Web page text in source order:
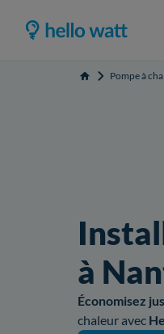
Accueil Pompe à
à
Économisez
chaleur avec